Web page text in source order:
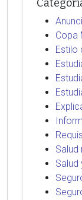
Copa
Estilo
Salud
Salud